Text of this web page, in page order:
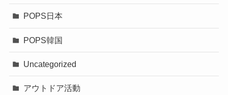
POPS日本
POPS韓国
Uncategorized
アウトドア活動